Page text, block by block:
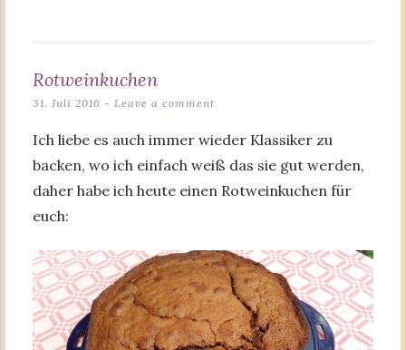
Rotweinkuchen
31. Juli 2016 Leave a comment
Ich liebe es auch immer wieder Klassiker zu
backen, wo ich einfach weiß das sie gut werden,
daher habe ich heute einen Rotweinkuchen für
euch: